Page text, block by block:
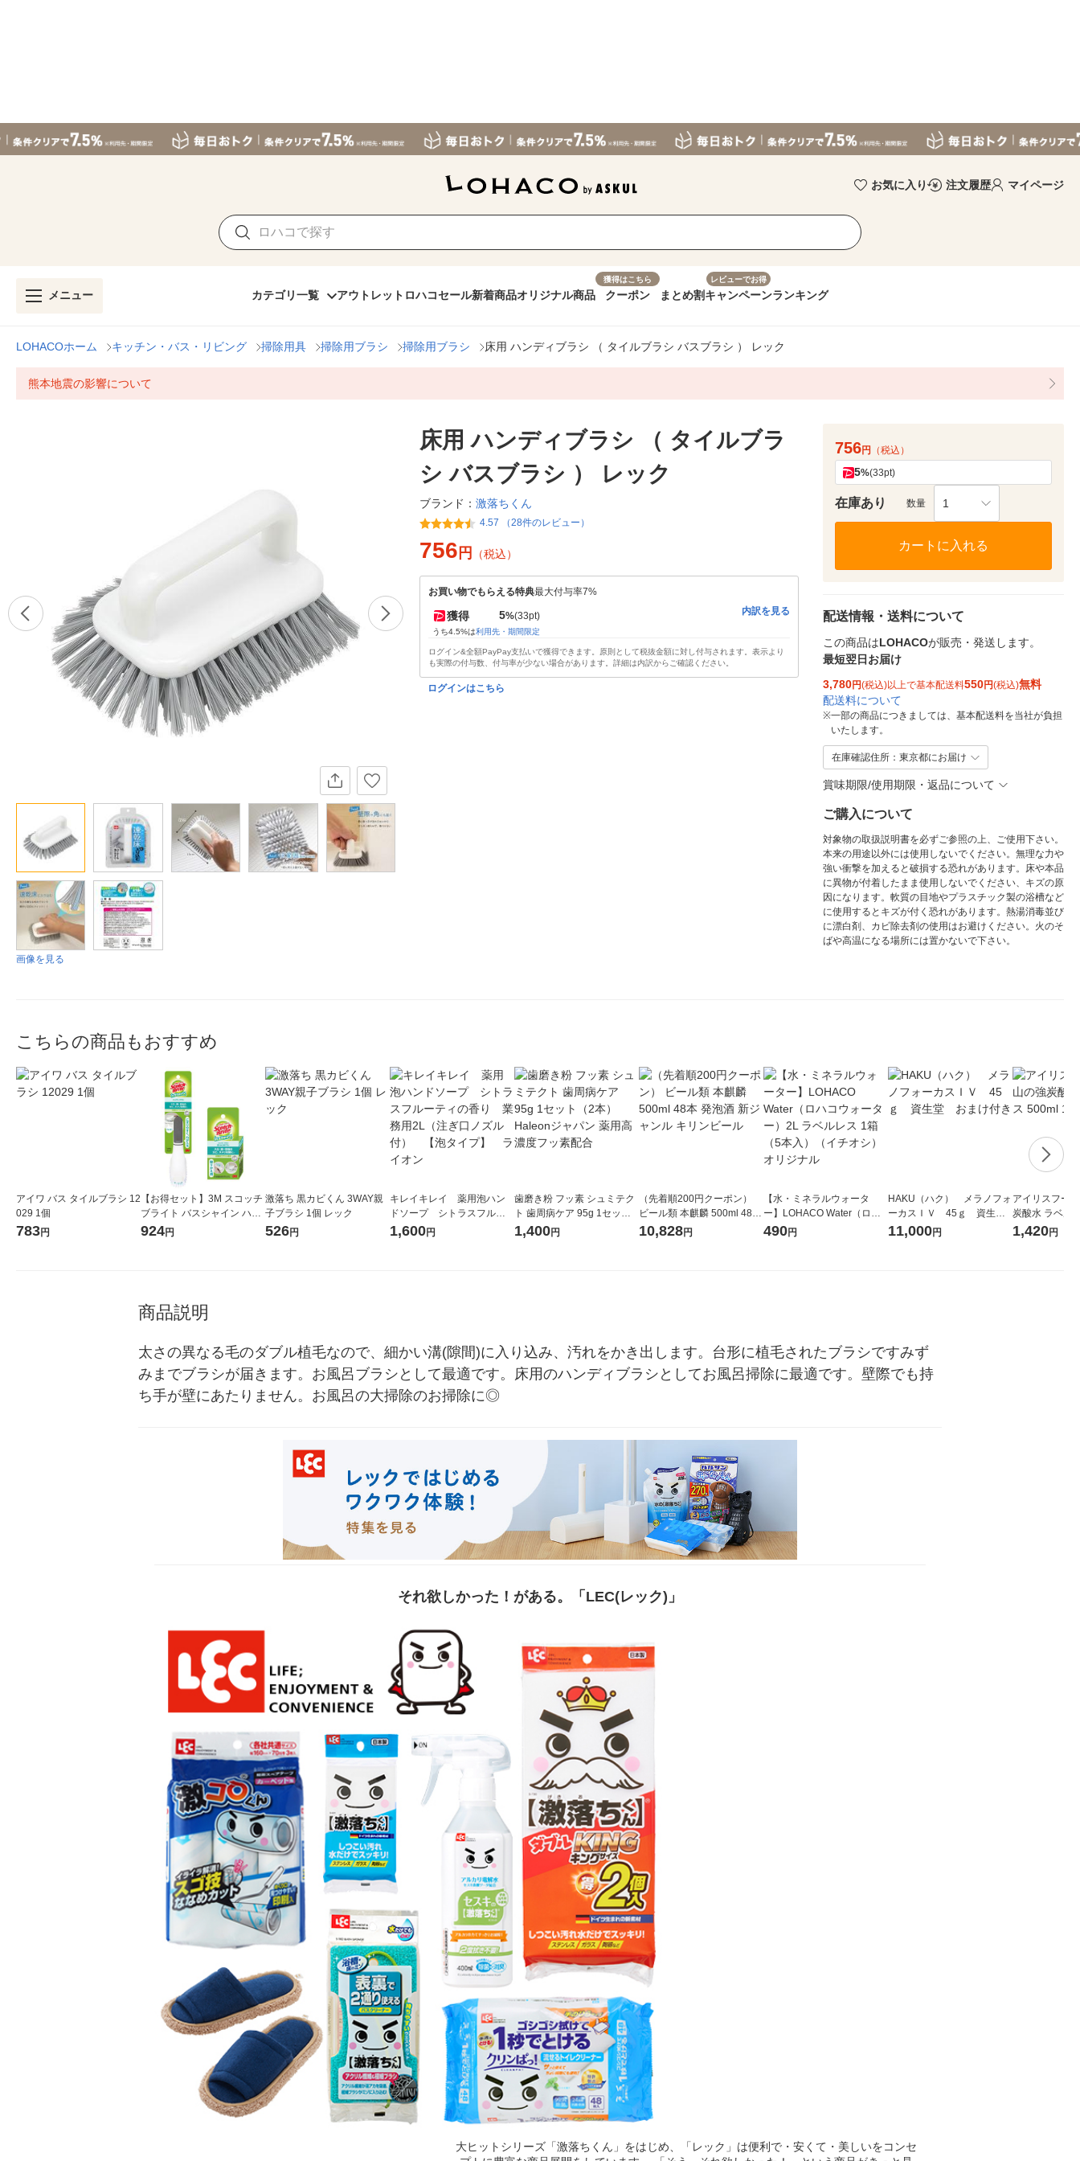
お気に入り 注文履歴 マイページ
メニュー カテゴリ一覧 アウトレット ロハコセール新着商品オリジナル商品
獲得はこちら
クーポン まとめ割
レビューでお得
キャンペーンランキング
LOHACOホーム キッチン・バス・リビング 掃除用具 掃除用ブラシ 掃除用ブラシ 床用 ハンディブラシ （ タイルブラシ バスブラシ ） レック
熊本地震の影響について
画像を見る
床用 ハンディブラシ （ タイルブラ
シ バスブラシ ） レック
ブランド： 激落ちくん
4.57 （28件のレビュー）
756 円 （税込）
お買い物でもらえる特典最大付与率7%
獲得 5%(33pt)
うち4.5%は利用先・期間限定
内訳を見る
ログイン&全額PayPay支払いで獲得できます。原則として税抜金額に対し付与されます。表示より
も実際の付与数、付与率が少ない場合があります。詳細は内訳からご確認ください。
ログインはこちら
756円 （税込）
5%(33pt)
在庫あり 数量 1
カートに入れる
配送情報・送料について
この商品はLOHACOが販売・発送します。
最短翌日お届け
3,780円(税込)以上で基本配送料550円(税込)無料
配送料について
※一部の商品につきましては、基本配送料を当社が負担
いたします。
在庫確認住所：東京都にお届け
賞味期限/使用期限・返品について
ご購入について
対象物の取扱説明書を必ずご参照の上、ご使用下さい。
本来の用途以外には使用しないでください。無理な力や
強い衝撃を加えると破損する恐れがあります。床や本品
に異物が付着したまま使用しないでください、キズの原
因になります。軟質の目地やプラスチック製の浴槽など
に使用するとキズが付く恐れがあります。熱湯消毒並び
に漂白剤、カビ除去剤の使用はお避けください。火のそ
ばや高温になる場所には置かないで下さい。
こちらの商品もおすすめ
アイワ バス タイルブラシ 12
029 1個
783円
【お得セット】3M スコッチ
ブライト バスシャイン ハン
ディブラシ 抗菌 本体1個 ＋
924円
激落ち 黒カビくん 3WAY親
子ブラシ 1個 レック
526円
キレイキレイ 薬用泡ハン
ドソープ シトラスフルー
ティの香り 業務用2L（注
ぎ口ノズル付） 【泡タイ
1,600円
歯磨き粉 フッ素 シュミテク
ト 歯周病ケア 95g 1セット
（2本）Haleonジャパン 薬
用高濃度フッ素配合
1,400円
（先着順200円クーポン）
ビール類 本麒麟 500ml 48本
発泡酒 新ジャンル キリンビ
ール
10,828円
【水・ミネラルウォータ
ー】LOHACO Water（ロハ
コウォーター）2L ラベルレ
490円
HAKU（ハク） メラノフォ
ーカスＩＶ 45ｇ 資生
堂 おまけ付き
11,000円
アイリスフー
炭酸水 ラベル
箱（24本入）
1,420円
商品説明
太さの異なる毛のダブル植毛なので、細かい溝(隙間)に入り込み、汚れをかき出します。台形に植毛されたブラシですみず
みまでブラシが届きます。お風呂ブラシとして最適です。床用のハンディブラシとしてお風呂掃除に最適です。壁際でも持
ち手が壁にあたりません。お風呂の大掃除のお掃除に◎
それ欲しかった！がある。「LEC(レック)」
大ヒットシリーズ「激落ちくん」をはじめ、「レック」は便利で・安くて・美しいをコンセ